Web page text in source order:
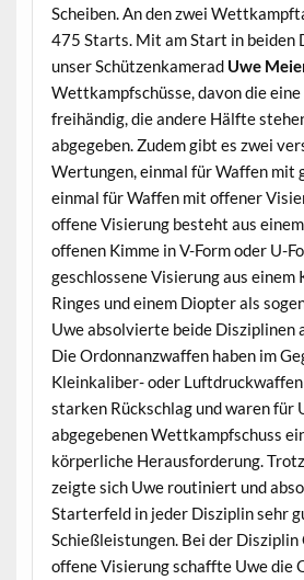
Scheiben. An den zwei
475 Starts. Mit am Start in beiden
unser Schützenkamerad Uwe
Wettkampfschüsse, davon die
freihändig, die andere Hälfte
abgegeben. Zudem gibt es zwei
Wertungen, einmal für Waffen mit
einmal für Waffen mit offener
offene Visierung besteht aus
offenen Kimme in V-Form oder U-
geschlossene Visierung aus einem
Ringes und einem Diopter als
Uwe absolvierte beide Disziplinen
Die Ordonnanzwaffen haben im
Kleinkaliber- oder
starken Rückschlag und waren für
abgegebenen Wettkampfschuss
körperliche Herausforderung.
zeigte sich Uwe routiniert und
Starterfeld in jeder Disziplin sehr
Schießleistungen. Bei der
offene Visierung schaffte Uwe die